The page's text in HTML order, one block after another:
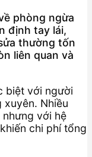
phòng ngừa
định tay lái,
thường tốn
liên quan và
biệt với người
xuyên. Nhiều
nhưng với hệ
chi phí tổng